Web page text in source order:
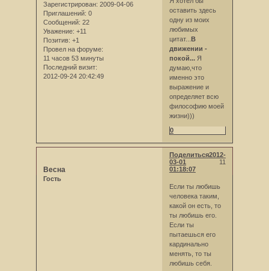
Зарегистрирован: 2009-04-06
Приглашений: 0
Сообщений: 22
Уважение: +11
Позитив: +1
Провел на форуме:
11 часов 53 минуты
Последний визит:
2012-09-24 20:42:49
оставить здесь
одну из моих
любимых
цитат... В
движении -
покой...Я
думаю,что
именно это
выражение и
определяет всю
философию моей
жизни)))
0
Поделиться
11
2012-
03-01
01:18:07
Весна
Гость
Если ты любишь
человека таким,
какой он есть, то
ты любишь его.
Если ты
пытаешься его
кардинально
менять, то ты
любишь себя.